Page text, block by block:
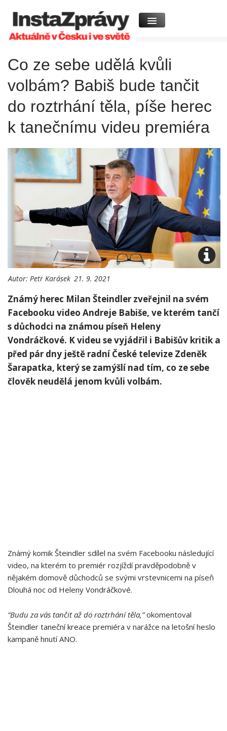
Co ze sebe udělá kvůli
volbám? Babiš bude tančit
do roztrhání těla, píše herec
k tanečnímu videu premiéra
Autor: Petr Karásek 21. 9. 2021
Známý herec Milan Šteindler zveřejnil na svém
Facebooku video Andreje Babiše, ve kterém tančí
s důchodci na známou píseň Heleny
Vondráčkové. K videu se vyjádřil i Babišův kritik a
před pár dny ještě radní České televize Zdeněk
Šarapatka, který se zamýšlí nad tím, co ze sebe
člověk neudělá jenom kvůli volbám.
Známý komik Šteindler sdílel na svém Facebooku následující
video, na kterém to premiér rozjíždí pravděpodobně v
nějakém domově důchodců se svými vrstevnicemi na píseň
Dlouhá noc od Heleny Vondráčkové.
“Budu za vás tančit až do roztrhání těla,”okomentoval
Šteindler taneční kreace premiéra v narážce na letošní heslo
kampaně hnutí ANO.